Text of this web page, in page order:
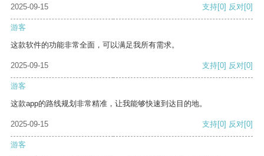
2025-09-15
支持[0] 反对[0]
游客
这款软件的功能非常全面，可以满足我所有需求。
2025-09-15 支持[0] 反对[0]
游客
这款app的路线规划非常精准，让我能够快速到达目的地。
2025-09-15 支持[0] 反对[0]
游客